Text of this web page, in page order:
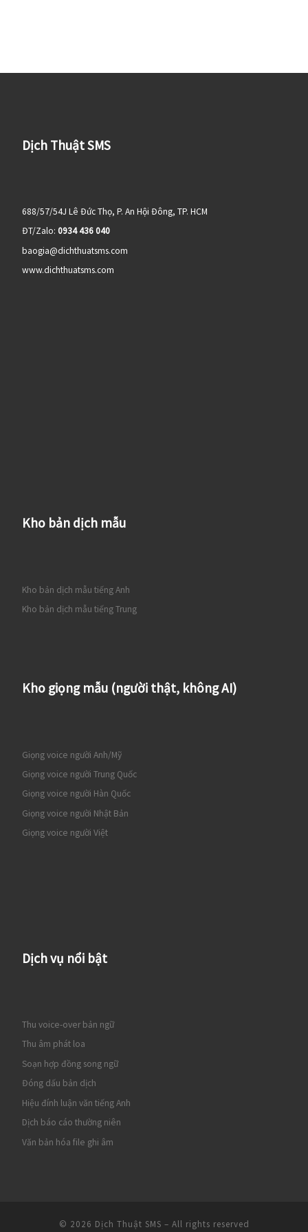
Dịch Thuật SMS
688/57/54J Lê Đức Thọ, P. An Hội Đông, TP. HCM
ĐT/Zalo: 0934 436 040
baogia@dichthuatsms.com
www.dichthuatsms.com
Kho bản dịch mẫu
Kho bản dịch mẫu tiếng Anh
Kho bản dịch mẫu tiếng Trung
Kho giọng mẫu (người thật, không AI)
Giọng voice người Anh/Mỹ
Giọng voice người Trung Quốc
Giọng voice người Hàn Quốc
Giọng voice người Nhật Bản
Giọng voice người Việt
Dịch vụ nổi bật
Thu voice-over bản ngữ
Thu âm phát loa
Soạn hợp đồng song ngữ
Đóng dấu bản dịch
Hiệu đính luận văn tiếng Anh
Dịch báo cáo thường niên
Văn bản hóa file ghi âm
© 2026 Dịch Thuật SMS – All rights reserved